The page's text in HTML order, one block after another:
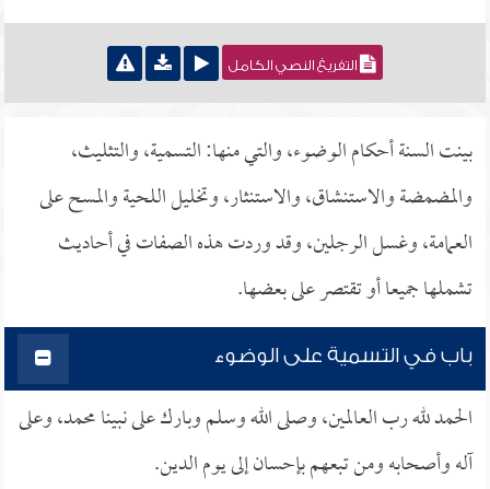
التفريغ النصي الكامل
بينت السنة أحكام الوضوء، والتي منها: التسمية، والتثليث،
والمضمضة والاستنشاق، والاستنثار، وتخليل اللحية والمسح على
العمامة، وغسل الرجلين، وقد وردت هذه الصفات في أحاديث
تشملها جميعا أو تقتصر على بعضها.
باب في التسمية على الوضوء
الحمد لله رب العالمين، وصلى الله وسلم وبارك على نبينا محمد، وعلى
آله وأصحابه ومن تبعهم بإحسان إلى يوم الدين.